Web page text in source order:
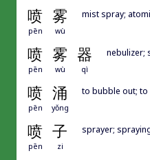
喷 雾
pēn wù
mist spray;
喷 雾 器
pēn wù qì
nebulizer;
喷 涌
pēn yǒng
to bubble out;
喷 子
pēn zi
sprayer;